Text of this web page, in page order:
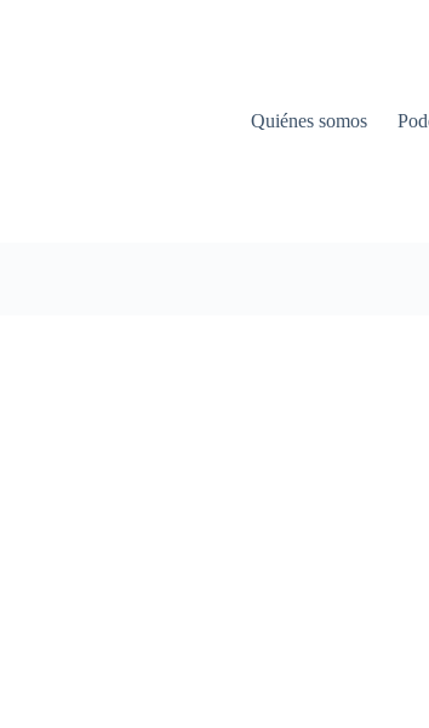
Quiénes somos